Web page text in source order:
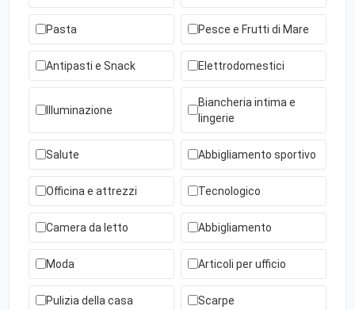
Pasta Pesce e Frutti di Mare
Antipasti e Snack Elettrodomestici
Illuminazione
Biancheria intima e
lingerie
Salute Abbigliamento sportivo
Officina e attrezzi Tecnologico
Camera da letto Abbigliamento
Moda Articoli per ufficio
Pulizia della casa Scarpe